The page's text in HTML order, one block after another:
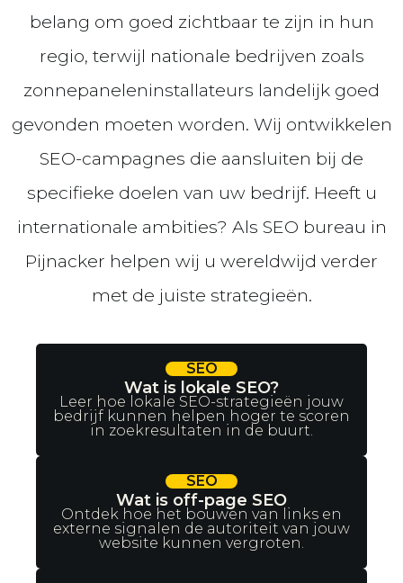
belang om goed zichtbaar te zijn in hun
regio, terwijl nationale bedrijven zoals
zonnepaneleninstallateurs landelijk goed
gevonden moeten worden. Wij ontwikkelen
SEO-campagnes die aansluiten bij de
specifieke doelen van uw bedrijf. Heeft u
internationale ambities? Als SEO bureau in
Pijnacker helpen wij u wereldwijd verder
met de juiste strategieën.
SEO
Wat is lokale SEO?
Leer hoe lokale SEO-strategieën jouw
bedrijf kunnen helpen hoger te scoren
in zoekresultaten in de buurt.
SEO
Wat is off-page SEO
Ontdek hoe het bouwen van links en
externe signalen de autoriteit van jouw
website kunnen vergroten.